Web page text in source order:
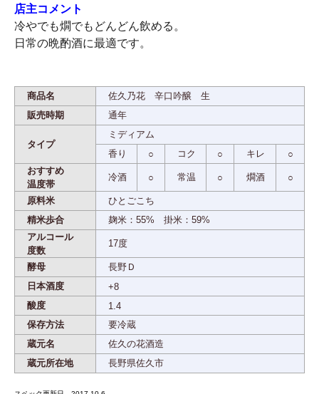
店主コメント
冷やでも燗でもどんどん飲める。
日常の晩酌酒に最適です。
商品名
佐久乃花 辛口吟醸 生
販売時期
通年
タイプ
ミディアム
香り
○ コク ○ キレ
○
おすすめ
温度帯
冷酒 ○ 常温 ○ 燗酒 ○
原料米
ひとごこち
精米歩合
麹米：55% 掛米：59%
アルコール
度数
17度
酵母
長野Ｄ
日本酒度
+8
酸度
1.4
保存方法
要冷蔵
蔵元名
佐久の花酒造
蔵元所在地
長野県佐久市